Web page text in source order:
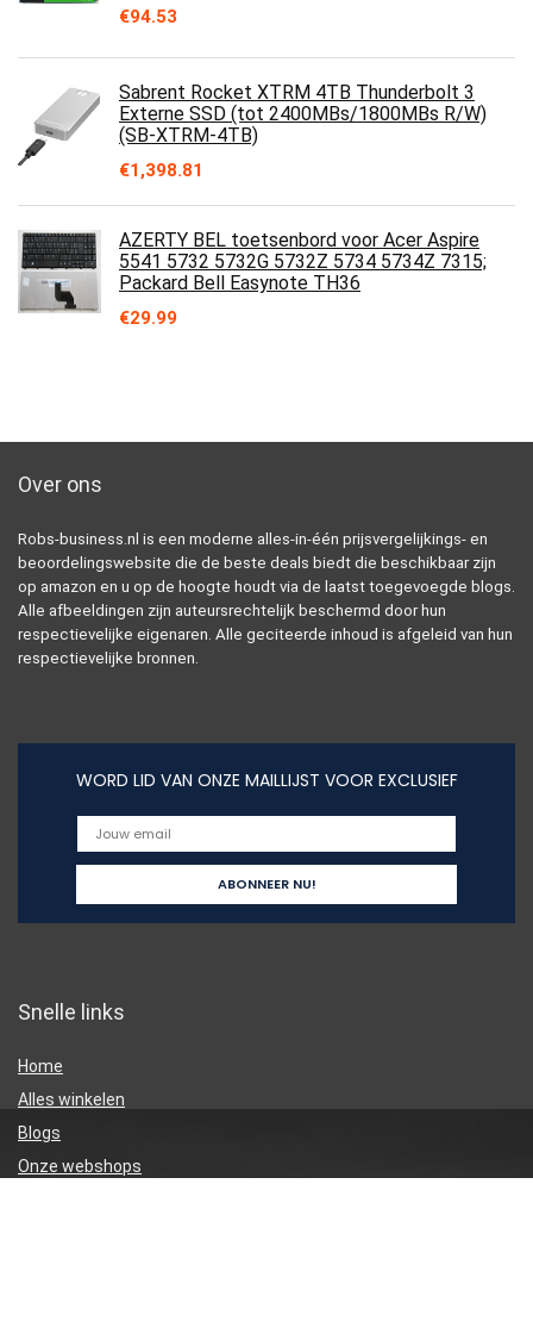
€94.53
Sabrent Rocket XTRM 4TB Thunderbolt 3
Externe SSD (tot 2400MBs/1800MBs R/W)
(SB-XTRM-4TB)
€1,398.81
AZERTY BEL toetsenbord voor Acer Aspire
5541 5732 5732G 5732Z 5734 5734Z 7315;
Packard Bell Easynote TH36
€29.99
Over ons
Robs-business.nl is een moderne alles-in-één prijsvergelijkings- en
beoordelingswebsite die de beste deals biedt die beschikbaar zijn
op amazon en u op de hoogte houdt via de laatst toegevoegde blogs.
Alle afbeeldingen zijn auteursrechtelijk beschermd door hun
respectievelijke eigenaren. Alle geciteerde inhoud is afgeleid van hun
respectievelijke bronnen.
WORD LID VAN ONZE MAILLIJST VOOR EXCLUSIEF
Snelle links
Home
Alles winkelen
Blogs
Onze webshops